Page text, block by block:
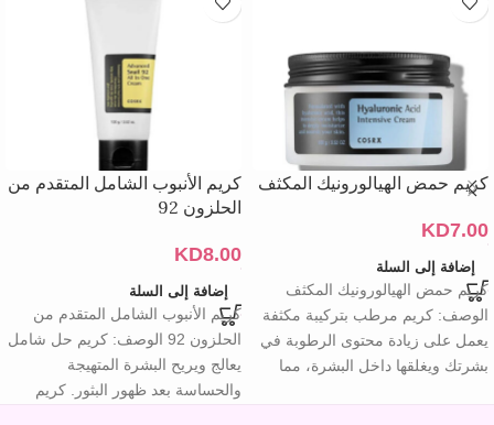
كريم حمض الهيالورونيك المكثف
KD7.00
إضافة إلى السلة
كريم حمض الهيالورونيك المكثف
الوصف: كريم مرطب بتركيبة مكثفة
يعمل على زيادة محتوى الرطوبة في
بشرتك ويغلقها داخل البشرة، مما
كريم الأنبوب الشامل المتقدم من
الحلزون 92
KD8.00
إضافة إلى السلة
كريم الأنبوب الشامل المتقدم من
الحلزون 92 الوصف: كريم حل شامل
يعالج ويريح البشرة المتهيجة
والحساسة بعد ظهور البثور. كريم